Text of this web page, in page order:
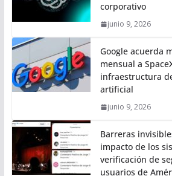
corporativo
junio 9, 2026
Google acuerda
mensual a
infraestructura
artificial
junio 9, 2026
Barreras
impacto de los
verificación de
usuarios de